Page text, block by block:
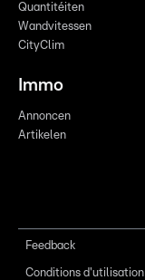
Quantitéiten
Wandvitessen
CityClim
Immo
Annoncen
Artikelen
Feedback
Conditions d'utilisation